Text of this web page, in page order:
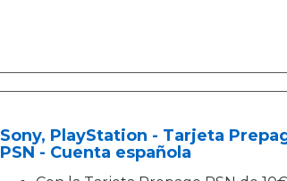
Sony, PlayStation - Tarjeta
PSN - Cuenta española